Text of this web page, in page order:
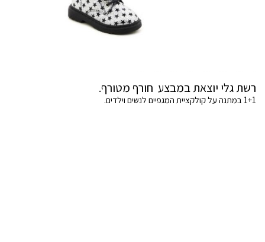
רשת גלי יוצאת במבצע חורף מטורף.
1+1 במתנה על קולקציית המגפיים לנשים וילדים.